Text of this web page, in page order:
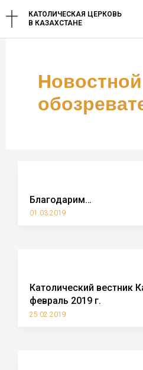
Перейти
содержимому
КАТОЛИЧЕСКАЯ ЦЕРКОВЬ
В КАЗАХСТАНЕ
Новостной
Благодарим…
01.03.2019
Католический вестник
февраль 2019 г.
25.02.2019